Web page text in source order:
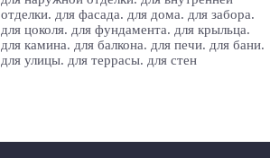
отделки. для фасада. для дома. для забора.
для цоколя. для фундамента. для крыльца.
для камина. для балкона. для печи. для бани.
для улицы. для террасы. для стен